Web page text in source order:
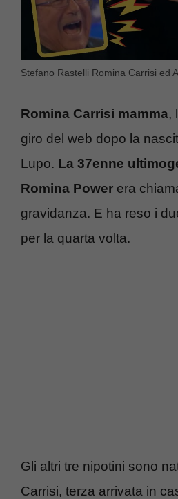
Stefano Rastelli Romina Carrisi ed
Romina Carrisi mamma,
giro del web dopo la
Lupo. La 37enne
Romina Power era
gravidanza. E ha reso i
per la quarta volta.
Gli altri tre nipotini sono
Carrisi, terza arrivata in